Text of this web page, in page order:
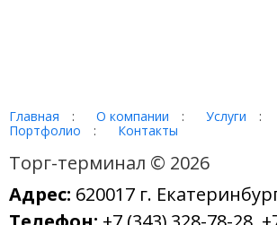
Портфолио
Контакты
Торг-терминал © 2026
Адрес: 620017 г.
Телефон: +7 (343) 328-78-28,